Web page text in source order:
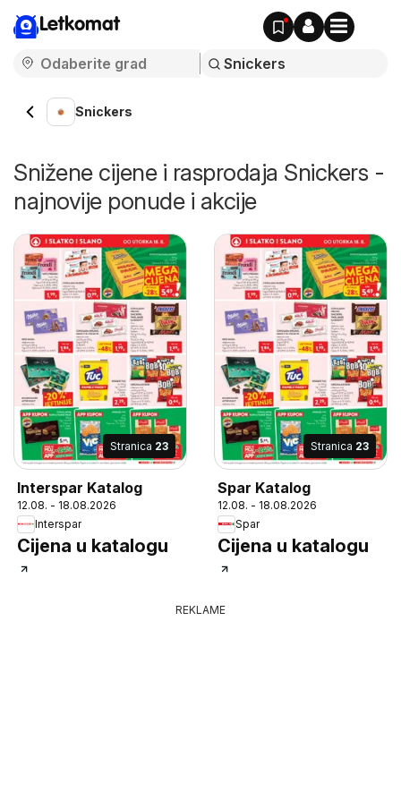
Letkomat
Snickers
Snižene cijene i rasprodaja Snickers -
najnovije ponude i akcije
Stranica 23
Interspar Katalog
12.08. - 18.08.2026
Interspar
Cijena u katalogu
Stranica 23
Spar Katalog
12.08. - 18.08.2026
Spar
Cijena u katalogu
REKLAME